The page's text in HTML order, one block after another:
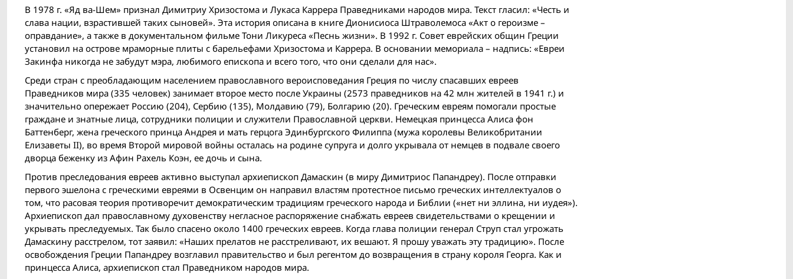
В 1978 г. «Яд ва-Шем» признал Димитриу Хризостома и Лукаса Каррера Праведниками народов мира. Текст гласил: «Честь и
слава нации, взрастившей таких сыновей». Эта история описана в книге Дионисиоса Штраволемоса «Акт о героизме –
оправдание», а также в документальном фильме Тони Ликуреса «Песнь жизни». В 1992 г. Совет еврейских общин Греции
установил на острове мраморные плиты с барельефами Хризостома и Каррера. В основании мемориала – надпись: «Евреи
Закинфа никогда не забудут мэра, любимого епископа и всего того, что они сделали для нас».
Среди стран с преобладающим населением православного вероис­поведания Греция по числу спасавших евреев
Праведников мира (335 человек) занимает второе место после Украины (2573 праведников на 42 млн жителей в 1941 г.) и
значительно опережает Россию (204), Сербию (135), Молдавию (79), Болгарию (20). Греческим евреям помогали простые
граждане и знатные лица, сотрудники полиции и служители Православной церкви. Немецкая принцесса Алиса фон
Баттенберг, жена греческого принца Андрея и мать герцога Эдинбургского Филиппа (мужа королевы Великобритании
Елизаветы II), во время Второй мировой войн­ы осталась на родине супруга и долго укрывала от немцев в подвале своего
дворца беженку из Афин Рахель Коэн, ее дочь и сына.
Против преследования евреев активно выступал архиепископ Дамаскин (в миру Димитриос Папандреу). После отправки
первого эшелона с греческими евреями в Освенцим он направил властям протестное письмо греческих интеллектуалов о
том, что расовая теория противоречит демократическим традициям греческого народа и Библии («нет ни эллина, ни иудея»).
Архиепископ дал православному духовенству негласное распоряжение снабжать евреев свидетельствами о крещении и
укрывать преследуемых. Так было спасено около 1400 греческих евреев. Когда глава полиции генерал Струп стал угрожать
Дамаскину расстрелом, тот заявил: «Наших прелатов не расстреливают, их вешают. Я прошу уважать эту традицию». После
освобождения Греции Папандреу возглавил правительство и был регентом до возвращения в страну короля Георга. Как и
принцесса Алиса, архиепископ стал Праведником народов мира.